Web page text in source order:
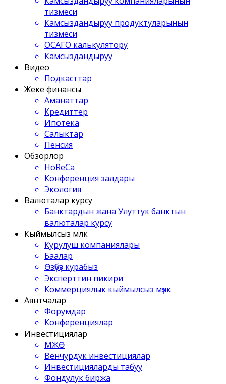
тизмеси
Камсыздандыруу продуктуларынын
тизмеси
ОСАГО калькулятору
Камсыздандыруу
Видео
Подкасттар
Жеке финансы
Аманаттар
Кредиттер
Ипотека
Салыктар
Пенсия
Обзорлор
HoReCa
Конференция залдары
Экология
Валюталар курсу
Банктардын жана Улуттук банктын
валюталар курсу
Кыймылсыз мүлк
Курулуш компаниялары
Баалар
Өзүбүз курабыз
Эксперттин пикири
Коммерциялык кыймылсыз мүлк
Аянтчалар
Форумдар
Конференциялар
Инвестициялар
МЖӨ
Венчурдук инвестициялар
Инвестицияларды табуу
Фондулук биржа